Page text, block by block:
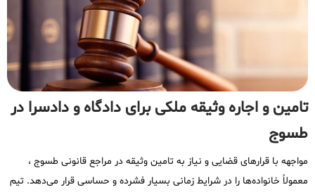
تامین و اجاره وثیقه ملکی برای دادگاه و دادسرا در
طسوج
مواجهه با قرارهای قضایی و نیاز به تامین وثیقه در مراجع قانونی طسوج ،
معمولاً خانواده‌ها را در شرایط زمانی بسیار فشرده و حساسی قرار می‌دهد. تیم